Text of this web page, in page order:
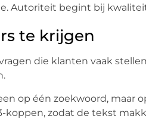
Autoriteit begint bij
te krijgen
die klanten vaak
op één zoekwoord, maar
zodat de tekst